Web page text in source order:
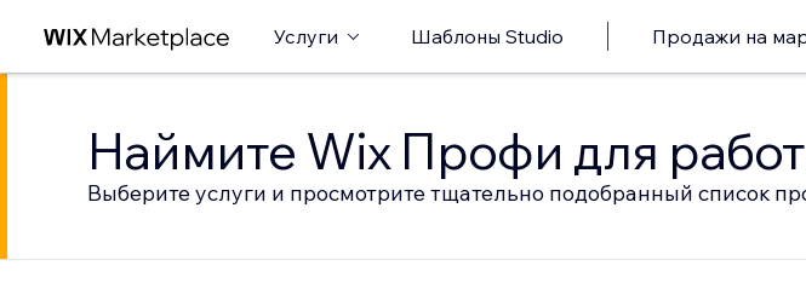
Услуги Шаблоны Studio Продажи на
Наймите Wix Профи для
Выберите услуги и просмотрите тщательно подобранный список